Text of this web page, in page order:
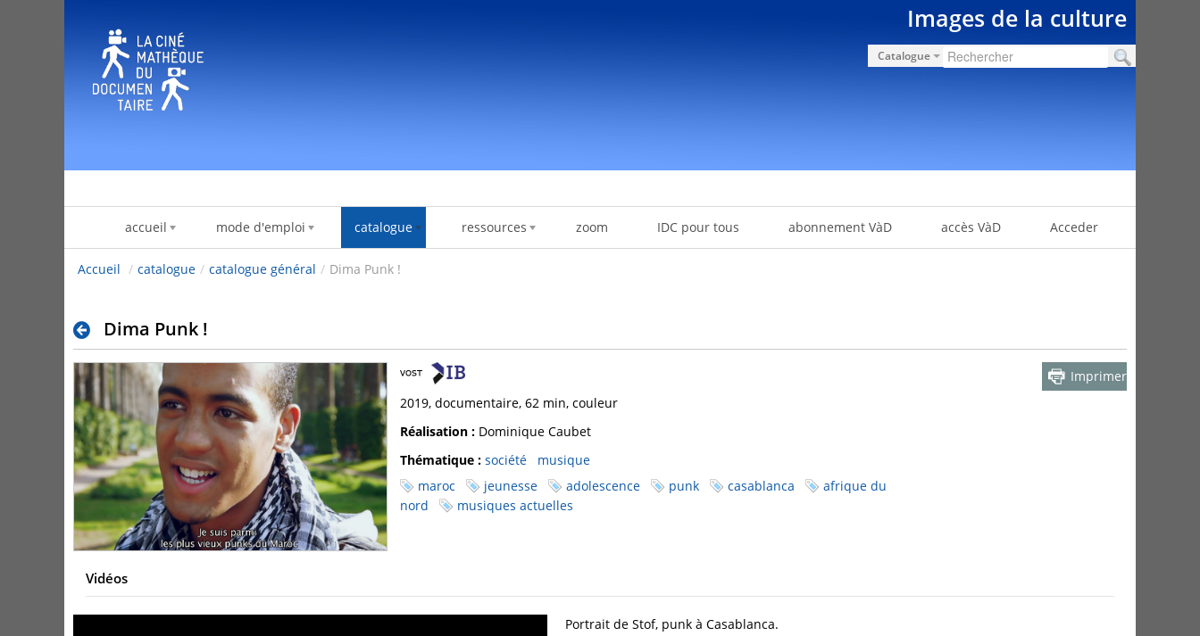
Images de la culture
Catalogue
accueil mode d'emploi catalogue ressources zoom IDC pour tous abonnement VàD accès VàD Acceder
Accueil / catalogue / catalogue général / Dima Punk !
Dima Punk !
Imprimer
2019, documentaire, 62 min, couleur
Réalisation : Dominique Caubet
Thématique : société
musique
maroc
jeunesse adolescence punk casablanca
afrique du
nord
musiques actuelles
Vidéos
Portrait de Stof, punk à Casablanca.